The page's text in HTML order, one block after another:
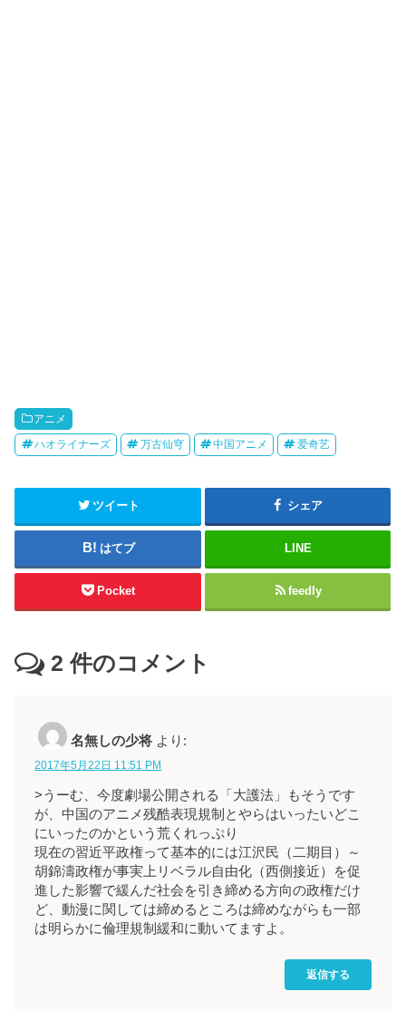
アニメ
ハオライナーズ 万古仙穹 中国アニメ 爱奇艺
ツイート シェア
はてブ LINE
Pocket feedly
2 件のコメント
名無しの少将 より:
2017年5月22日 11:51 PM
>うーむ、今度劇場公開される「大護法」もそうです
が、中国のアニメ残酷表現規制とやらはいったいどこ
にいったのかという荒くれっぷり
現在の習近平政権って基本的には江沢民（二期目）～
胡錦濤政権が事実上リベラル自由化（西側接近）を促
進した影響で緩んだ社会を引き締める方向の政権だけ
ど、動漫に関しては締めるところは締めながらも一部
は明らかに倫理規制緩和に動いてますよ。
返信する